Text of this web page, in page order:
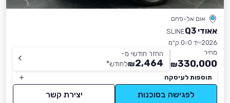
אום אל-פחם
אאודי Q3
SLINE
2026 יד 0
0 ק״מ
מחיר
330,000
₪
החזר חודשי מ-
2,464
₪לחודש*
תוספות לעיסקה
לפגישה בסוכנות יצירת קשר